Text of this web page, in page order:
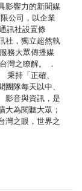
影響力的新聞媒
公司，以企業
訊社設置條
社，獨立超然執
務大眾傳播媒
灣之瞭解。 ．
秉持「正確、
隊每天以中、
影音與資訊，是
大為閱聽大眾；
灣之眼，世界之